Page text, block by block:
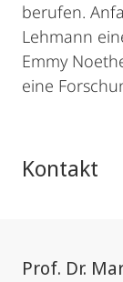
berufen.
Lehmann
Emmy
eine
Kontakt
Prof. Dr.